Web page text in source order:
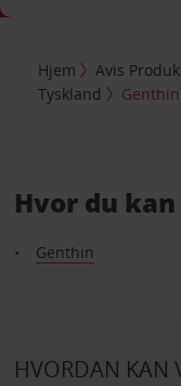
Hjem Avis
Tyskland
Genthin
Hvor du
Genthin
HVORDAN KAN